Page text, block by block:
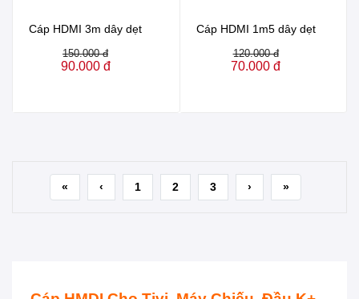
Cáp HDMI 3m dây dẹt
150.000 đ
90.000 đ
Cáp HDMI 1m5 dây dẹt
120.000 đ
70.000 đ
« ‹ 1 2 3 › »